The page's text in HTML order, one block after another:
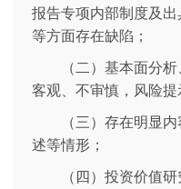
报告专项内部制度及
等方面存在缺陷；
（二）基本面分
客观、不审慎，风险提
（三）存在明显
述等情形；
（四）投资价值